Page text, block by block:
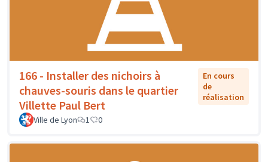
166 - Installer des nichoirs à
chauves-souris dans le quartier
Villette Paul Bert
En cours
de
réalisation
Ville de Lyon 1 0